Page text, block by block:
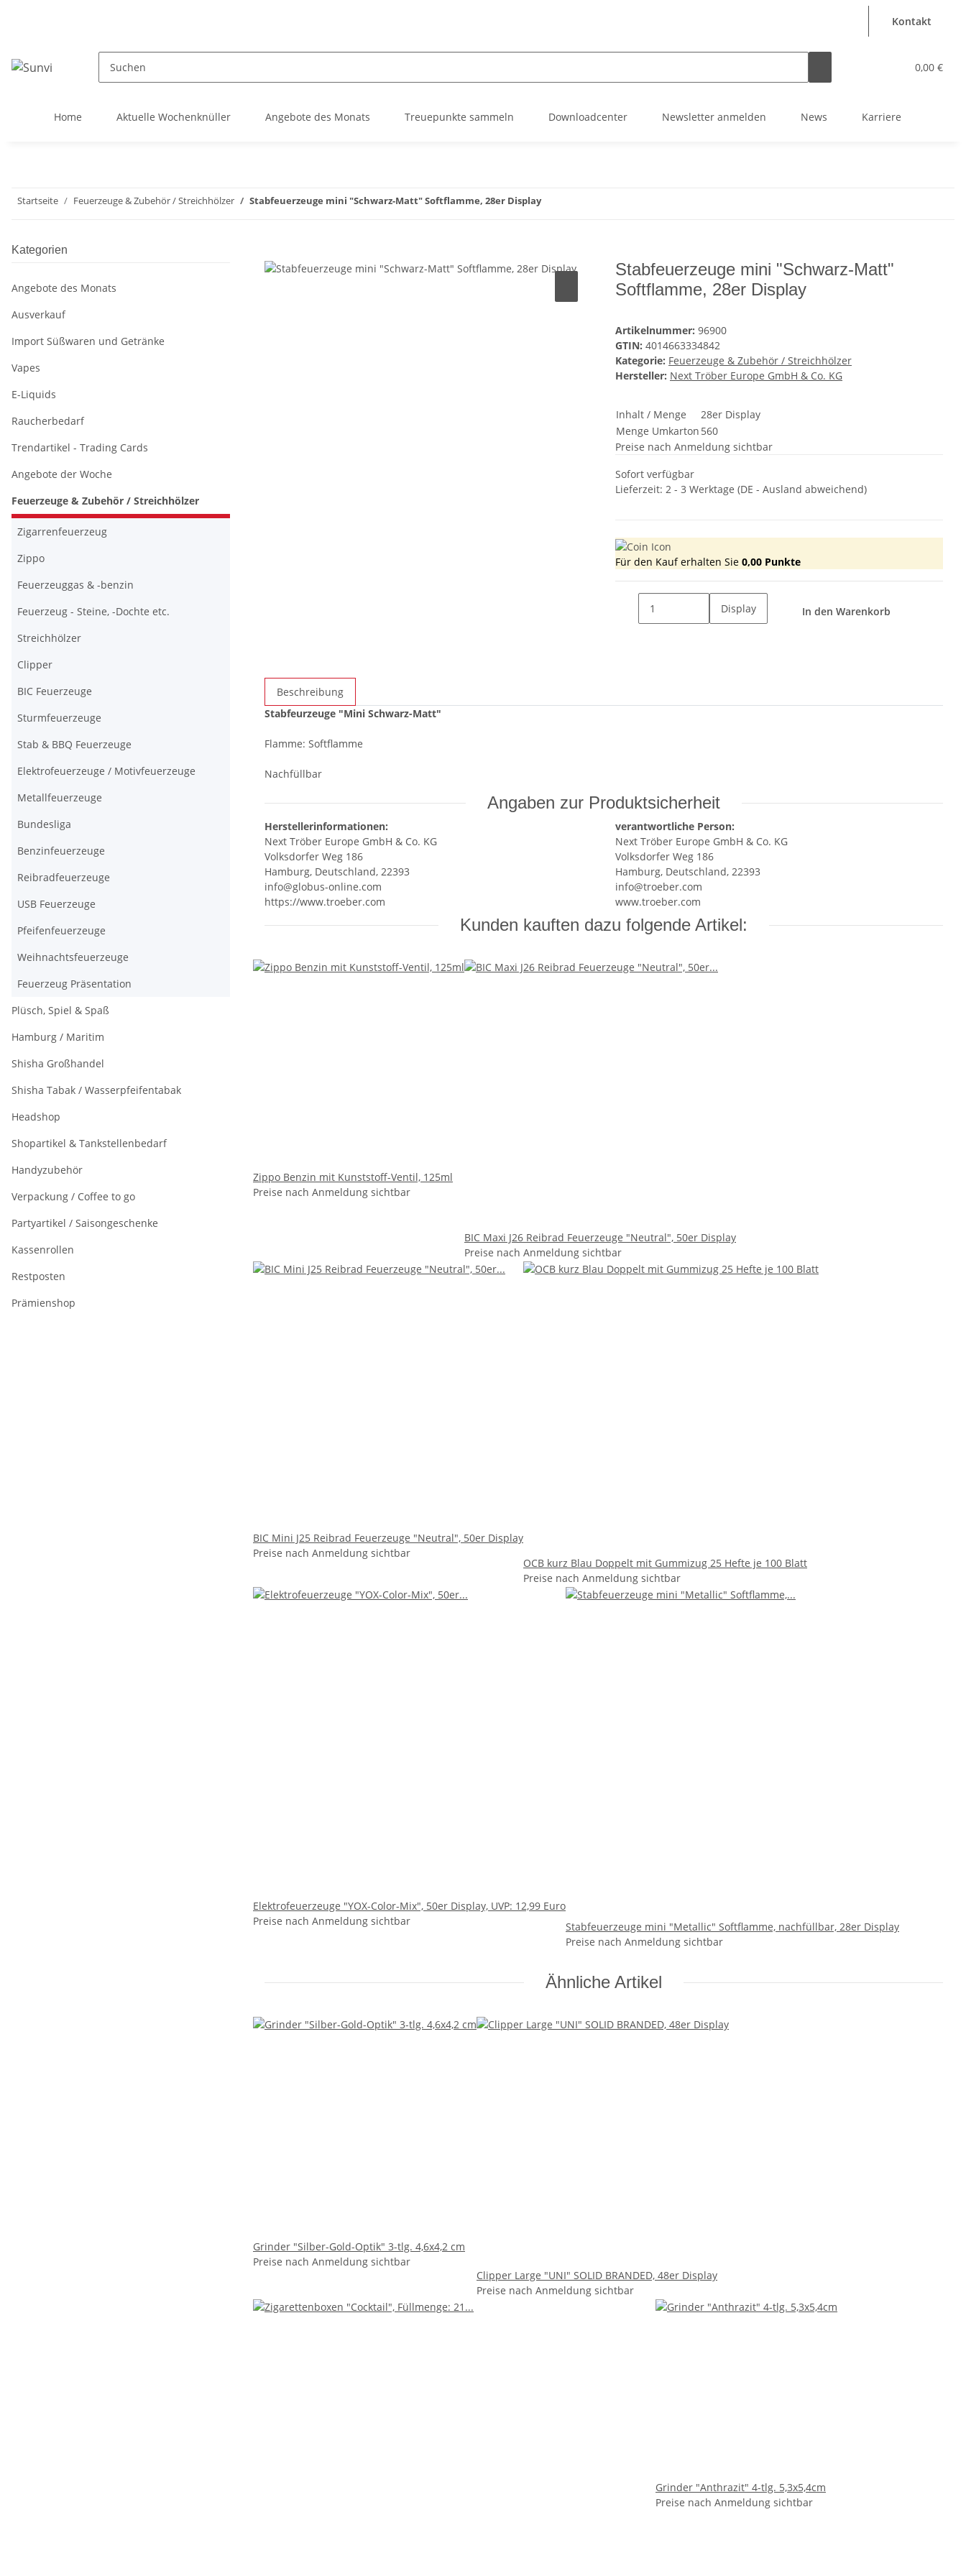
Kontakt
0,00 €
Home Aktuelle Wochenknüller Angebote des Monats Treuepunkte sammeln Downloadcenter Newsletter anmelden News Karriere
Startseite Feuerzeuge & Zubehör / Streichhölzer Stabfeuerzeuge mini "Schwarz-Matt" Softflamme, 28er Display
Stabfeuerzeuge mini "Schwarz-Matt"
Softflamme, 28er Display
Artikelnummer: 96900
GTIN: 4014663334842
Kategorie: Feuerzeuge & Zubehör / Streichhölzer
Hersteller: Next Tröber Europe GmbH & Co. KG
Inhalt / Menge
28er Display
Menge Umkarton 560
Preise nach Anmeldung sichtbar
Sofort verfügbar
Lieferzeit: 2 - 3 Werktage (DE - Ausland abweichend)
Für den Kauf erhalten Sie 0,00 Punkte
Display In den Warenkorb
Beschreibung
Stabfeurzeuge "Mini Schwarz-Matt"
Flamme: Softflamme
Nachfüllbar
Angaben zur Produktsicherheit
Herstellerinformationen:
Next Tröber Europe GmbH & Co. KG
Volksdorfer Weg 186
Hamburg, Deutschland, 22393
info@globus-online.com
https://www.troeber.com
verantwortliche Person:
Next Tröber Europe GmbH & Co. KG
Volksdorfer Weg 186
Hamburg, Deutschland, 22393
info@troeber.com
www.troeber.com
Kunden kauften dazu folgende Artikel:
Zippo Benzin mit Kunststoff-Ventil, 125ml
Preise nach Anmeldung sichtbar
BIC Maxi J26 Reibrad Feuerzeuge "Neutral", 50er Display
Preise nach Anmeldung sichtbar
BIC Mini J25 Reibrad Feuerzeuge "Neutral", 50er Display
Preise nach Anmeldung sichtbar
OCB kurz Blau Doppelt mit Gummizug 25 Hefte je 100 Blatt
Preise nach Anmeldung sichtbar
Elektrofeuerzeuge "YOX-Color-Mix", 50er Display, UVP: 12,99 Euro
Preise nach Anmeldung sichtbar
Stabfeuerzeuge mini "Metallic" Softflamme, nachfüllbar, 28er Display
Preise nach Anmeldung sichtbar
Ähnliche Artikel
Grinder "Silber-Gold-Optik" 3-tlg. 4,6x4,2 cm
Preise nach Anmeldung sichtbar
Clipper Large "UNI" SOLID BRANDED, 48er Display
Preise nach Anmeldung sichtbar
Grinder "Anthrazit" 4-tlg. 5,3x5,4cm
Preise nach Anmeldung sichtbar
Kategorien
Angebote des Monats
Ausverkauf
Import Süßwaren und Getränke
Vapes
E-Liquids
Raucherbedarf
Trendartikel - Trading Cards
Angebote der Woche
Feuerzeuge & Zubehör / Streichhölzer
Zigarrenfeuerzeug
Zippo
Feuerzeuggas & -benzin
Feuerzeug - Steine, -Dochte etc.
Streichhölzer
Clipper
BIC Feuerzeuge
Sturmfeuerzeuge
Stab & BBQ Feuerzeuge
Elektrofeuerzeuge / Motivfeuerzeuge
Metallfeuerzeuge
Bundesliga
Benzinfeuerzeuge
Reibradfeuerzeuge
USB Feuerzeuge
Pfeifenfeuerzeuge
Weihnachtsfeuerzeuge
Feuerzeug Präsentation
Plüsch, Spiel & Spaß
Hamburg / Maritim
Shisha Großhandel
Shisha Tabak / Wasserpfeifentabak
Headshop
Shopartikel & Tankstellenbedarf
Handyzubehör
Verpackung / Coffee to go
Partyartikel / Saisongeschenke
Kassenrollen
Restposten
Prämienshop